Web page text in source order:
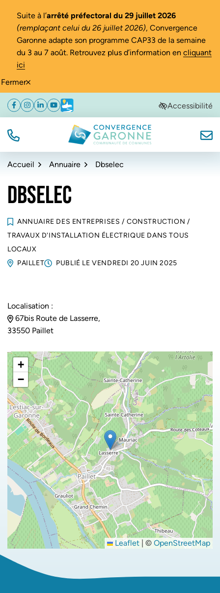
Fermer
Suite à l’arrêté préfectoral du 29 juillet 2026
(remplaçant celui du 26 juillet 2026), Convergence
Garonne adapte son programme CAP33 de la semaine
du 3 au 7 août. Retrouvez plus d’information en cliquant
ici
Aller
navigation
Aller
au
Aller
au
de
Facebook
(ouverture dans un nouvel onglet)
Instagram
(ouverture dans un nouvel onglet)
Linkedin
(ouverture dans un nouvel onglet)
YouTube
(ouverture dans un nouvel onglet)
Météo
(ouverture dans un nouvel onglet)Accessibilité
TÉL. Convergence Garonne
Accueil Annuaire Dbselec
DBSELEC
ANNUAIRE DES ENTREPRISES / CONSTRUCTION /
TRAVAUX D'INSTALLATION ÉLECTRIQUE DANS TOUS
LOCAUX
PAILLET
PUBLIÉ LEVENDREDI 20 JUIN 2025
Localisation :
67bis Route de Lasserre,
33550 Paillet
+
−
Leaflet | © OpenStreetMap